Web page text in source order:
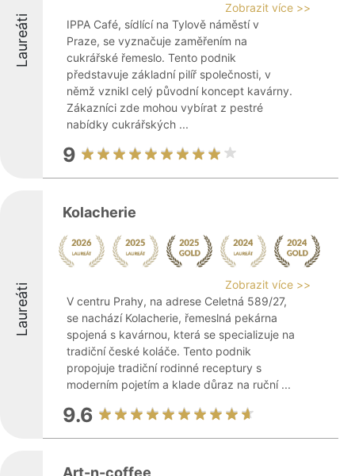
Laureáti
Zobrazit více >>
IPPA Café, sídlící na Tylově náměstí v
Praze, se vyznačuje zaměřením na
cukrářské řemeslo. Tento podnik
představuje základní pilíř společnosti, v
němž vznikl celý původní koncept kavárny.
Zákazníci zde mohou vybírat z pestré
nabídky cukrářských ...
9
Laureáti
Kolacherie
Zobrazit více >>
V centru Prahy, na adrese Celetná 589/27,
se nachází Kolacherie, řemeslná pekárna
spojená s kavárnou, která se specializuje na
tradiční české koláče. Tento podnik
propojuje tradiční rodinné receptury s
moderním pojetím a klade důraz na ruční ...
9.6
Art-n-coffee